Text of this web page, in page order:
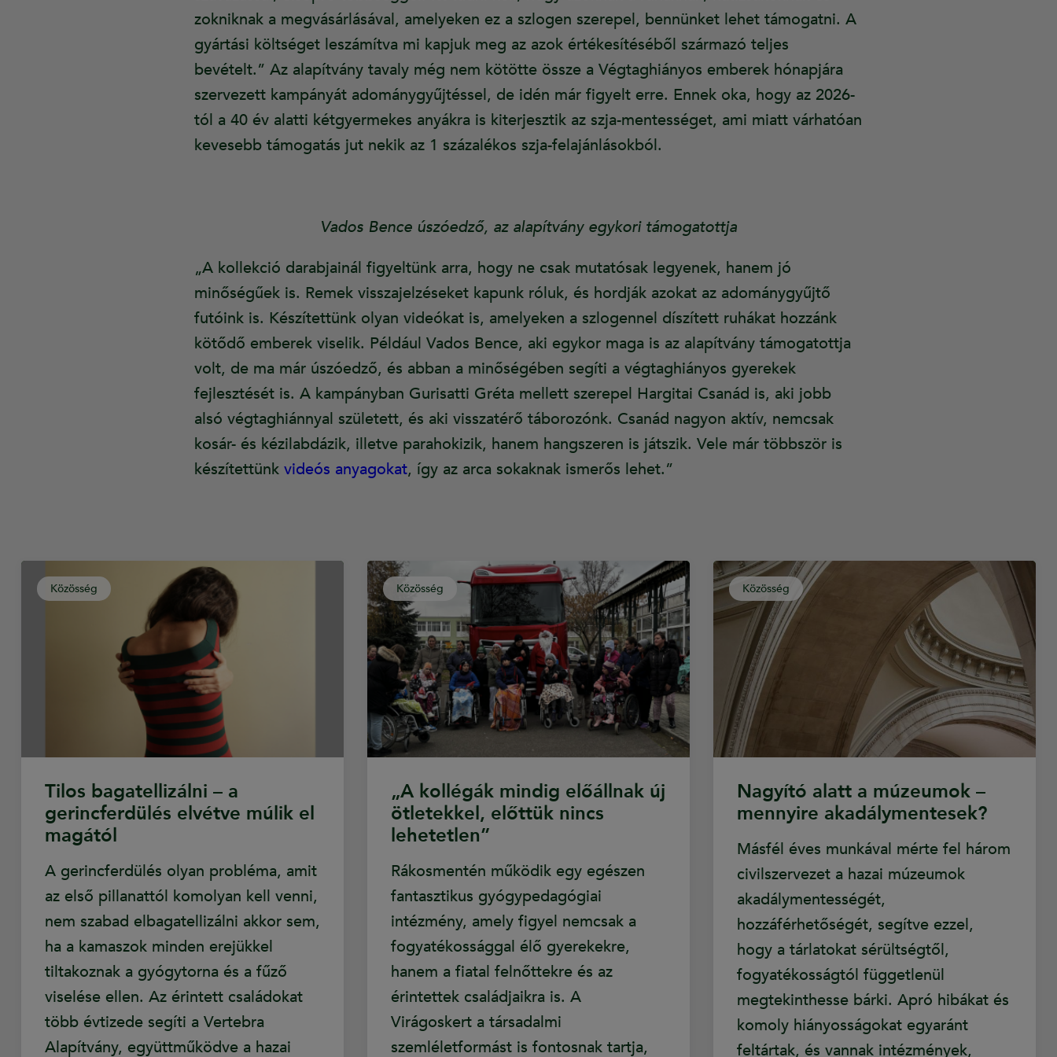
zokniknak a megvásárlásával, amelyeken ez a szlogen szerepel, bennünket lehet támogatni. A
gyártási költséget leszámítva mi kapjuk meg az azok értékesítéséből származó teljes
bevételt.” Az alapítvány tavaly még nem kötötte össze a Végtaghiányos emberek hónapjára
szervezett kampányát adománygyűjtéssel, de idén már figyelt erre. Ennek oka, hogy az 2026-
tól a 40 év alatti kétgyermekes anyákra is kiterjesztik az szja-mentességet, ami miatt várhatóan
kevesebb támogatás jut nekik az 1 százalékos szja-felajánlásokból.
Vados Bence úszóedző, az alapítvány egykori támogatottja
„A kollekció darabjainál figyeltünk arra, hogy ne csak mutatósak legyenek, hanem jó
minőségűek is. Remek visszajelzéseket kapunk róluk, és hordják azokat az adománygyűjtő
futóink is. Készítettünk olyan videókat is, amelyeken a szlogennel díszített ruhákat hozzánk
kötődő emberek viselik. Például Vados Bence, aki egykor maga is az alapítvány támogatottja
volt, de ma már úszóedző, és abban a minőségében segíti a végtaghiányos gyerekek
fejlesztését is. A kampányban Gurisatti Gréta mellett szerepel Hargitai Csanád is, aki jobb
alsó végtaghiánnyal született, és aki visszatérő táborozónk. Csanád nagyon aktív, nemcsak
kosár- és kézilabdázik, illetve parahokizik, hanem hangszeren is játszik. Vele már többször is
készítettünk videós anyagokat, így az arca sokaknak ismerős lehet.”
Közösség
Tilos bagatellizálni – a
gerincferdülés elvétve múlik el
magától
A gerincferdülés olyan probléma, amit
az első pillanattól komolyan kell venni,
nem szabad elbagatellizálni akkor sem,
ha a kamaszok minden erejükkel
tiltakoznak a gyógytorna és a fűző
viselése ellen. Az érintett családokat
több évtizede segíti a Vertebra
Alapítvány, együttműködve a hazai
Közösség
„A kollégák mindig előállnak új
ötletekkel, előttük nincs
lehetetlen”
Rákosmentén működik egy egészen
fantasztikus gyógypedagógiai
intézmény, amely figyel nemcsak a
fogyatékossággal élő gyerekekre,
hanem a fiatal felnőttekre és az
érintettek családjaikra is. A
Virágoskert a társadalmi
szemléletformást is fontosnak tartja,
Közösség
Nagyító alatt a múzeumok –
mennyire akadálymentesek?
Másfél éves munkával mérte fel három
civilszervezet a hazai múzeumok
akadálymentességét,
hozzáférhetőségét, segítve ezzel,
hogy a tárlatokat sérültségtől,
fogyatékosságtól függetlenül
megtekinthesse bárki. Apró hibákat és
komoly hiányosságokat egyaránt
feltártak, és vannak intézmények,